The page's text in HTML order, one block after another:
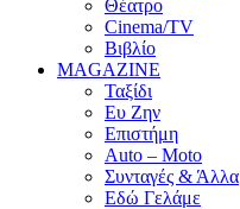
Θέατρο
Cinema/TV
Βιβλίο
MAGAZINE
Ταξίδι
Ευ Ζην
Επιστήμη
Auto – Moto
Συνταγές & Άλλα
Εδώ Γελάμε